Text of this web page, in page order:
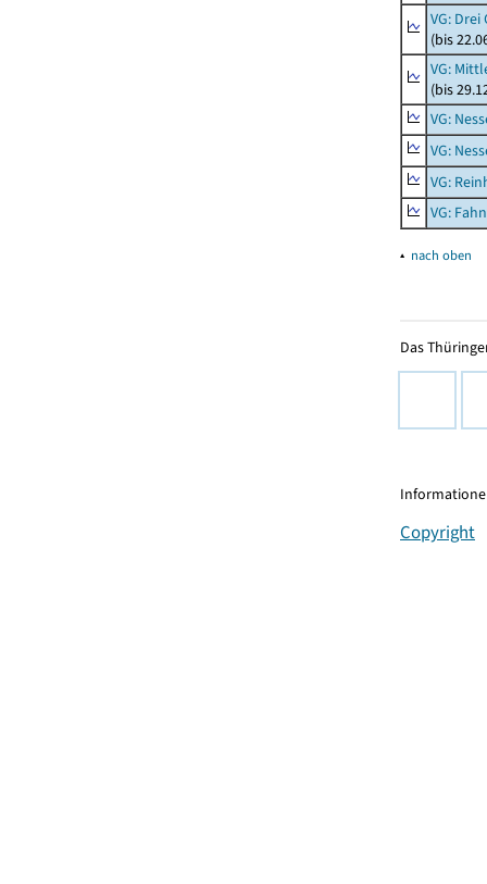
VG:
(bis
VG:
(bis
VG:
VG:
VG:
VG:
▴ nach oben
Das
Copyright